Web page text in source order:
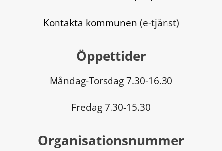
Kontakta kommunen (e-tjänst)
Öppettider
Måndag-Torsdag 7.30-16.30
Fredag 7.30-15.30
Organisationsnummer